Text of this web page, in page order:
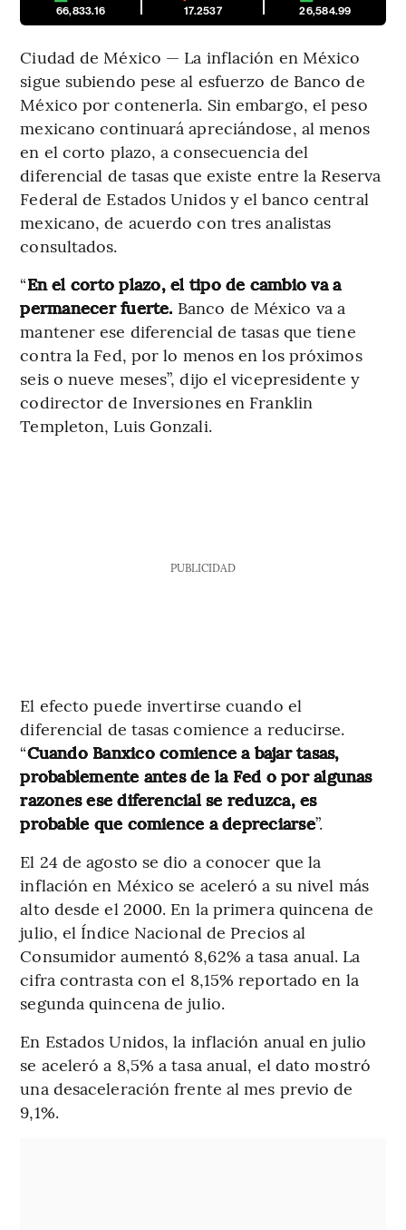
66,833.16
17.2537
26,584.99
Ciudad de México — La inflación en México
sigue subiendo pese al esfuerzo de Banco de
México por contenerla. Sin embargo, el peso
mexicano continuará apreciándose, al menos
en el corto plazo, a consecuencia del
diferencial de tasas que existe entre la Reserva
Federal de Estados Unidos y el banco central
mexicano, de acuerdo con tres analistas
consultados.
“En el corto plazo, el tipo de cambio va a
permanecer fuerte. Banco de México va a
mantener ese diferencial de tasas que tiene
contra la Fed, por lo menos en los próximos
seis o nueve meses”, dijo el vicepresidente y
codirector de Inversiones en Franklin
Templeton, Luis Gonzali.
PUBLICIDAD
El efecto puede invertirse cuando el
diferencial de tasas comience a reducirse.
“Cuando Banxico comience a bajar tasas,
probablemente antes de la Fed o por algunas
razones ese diferencial se reduzca, es
probable que comience a depreciarse”.
El 24 de agosto se dio a conocer que la
inflación en México se aceleró a su nivel más
alto desde el 2000. En la primera quincena de
julio, el Índice Nacional de Precios al
Consumidor aumentó 8,62% a tasa anual. La
cifra contrasta con el 8,15% reportado en la
segunda quincena de julio.
En Estados Unidos, la inflación anual en julio
se aceleró a 8,5% a tasa anual, el dato mostró
una desaceleración frente al mes previo de
9,1%.